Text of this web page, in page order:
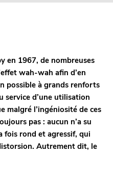
en 1967, de nombreuses
wah-wah afin d’en
possible à grands renforts
service d’une utilisation
malgré l’ingéniosité de ces
pas : aucun n’a su
fois rond et agressif, qui
Autrement dit, le